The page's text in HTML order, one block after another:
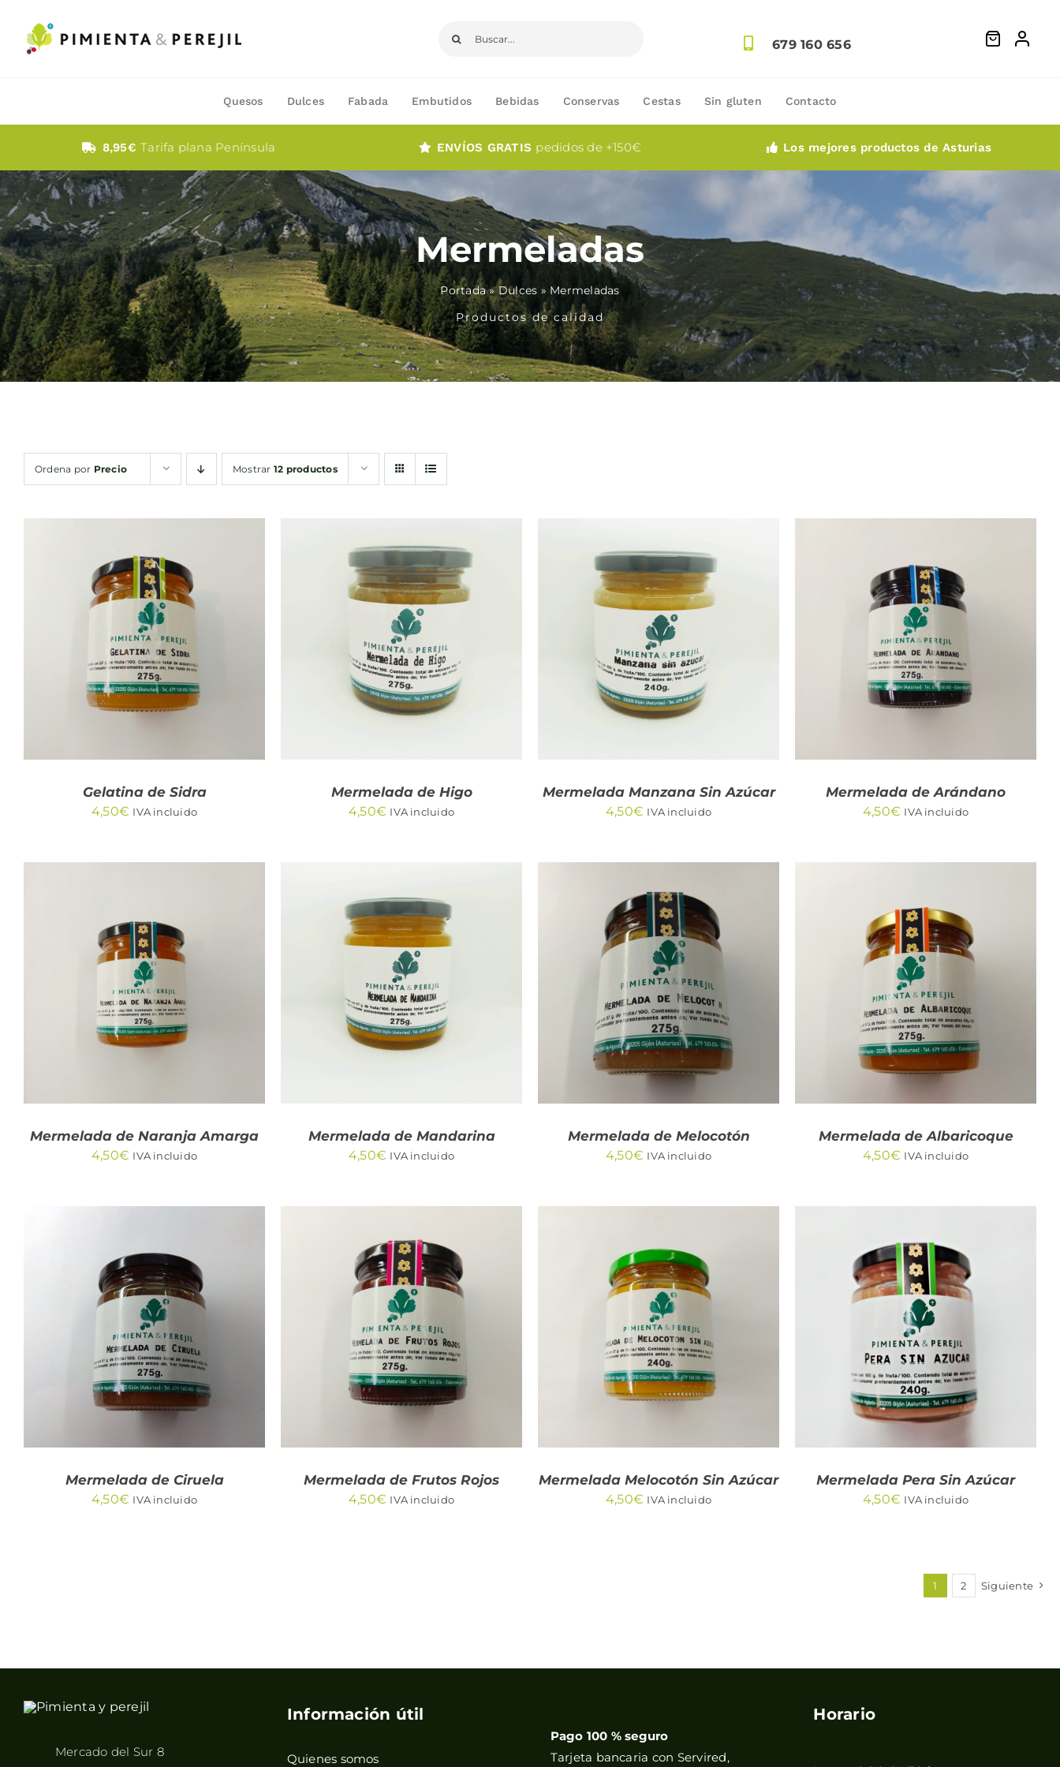
contenido
679 160 656
Quesos Dulces Fabada Embutidos Bebidas Conservas Cestas Sin gluten Contacto
8,95€Tarifa plana Península ENVÍOS GRATIS pedidos de +150€ Los mejores productos de Asturias
Mermeladas
Portada»Dulces » Mermeladas
Productos de calidad
Ordena por Precio Mostrar 12 productos
AÑADIR AL CARRITO
QUICK VIEW
Gelatina de Sidra
4,50€ IVA incluido
AÑADIR AL CARRITO
QUICK VIEW
Mermelada de Higo
4,50€ IVA incluido
AÑADIR AL CARRITO
QUICK VIEW
Mermelada Manzana Sin Azúcar
4,50€ IVA incluido
AÑADIR AL CARRITO
QUICK VIEW
Mermelada de Arándano
4,50€ IVA incluido
AÑADIR AL CARRITO
QUICK VIEW
Mermelada de Naranja Amarga
4,50€ IVA incluido
AÑADIR AL CARRITO
QUICK VIEW
Mermelada de Mandarina
4,50€ IVA incluido
AÑADIR AL CARRITO
QUICK VIEW
Mermelada de Melocotón
4,50€ IVA incluido
AÑADIR AL CARRITO
QUICK VIEW
Mermelada de Albaricoque
4,50€ IVA incluido
AÑADIR AL CARRITO
QUICK VIEW
Mermelada de Ciruela
4,50€ IVA incluido
AÑADIR AL CARRITO
QUICK VIEW
Mermelada de Frutos Rojos
4,50€ IVA incluido
AÑADIR AL CARRITO
QUICK VIEW
Mermelada Melocotón Sin Azúcar
4,50€ IVA incluido
AÑADIR AL CARRITO
QUICK VIEW
Mermelada Pera Sin Azúcar
4,50€ IVA incluido
1 2 Siguiente
Mercado del Sur 8
Información útil
Quienes somos
Pago 100 % seguro
Tarjeta bancaria con Servired,
Horario